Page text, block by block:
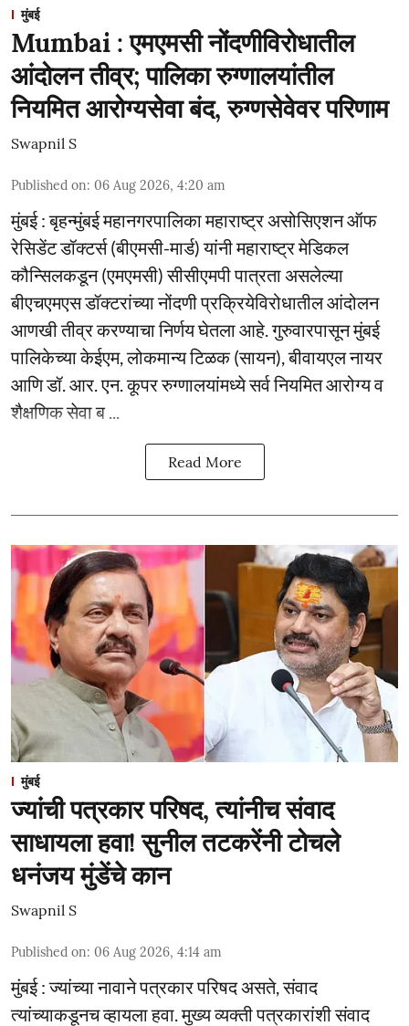
मुंबई
Mumbai : एमएमसी नोंदणीविरोधातील
आंदोलन तीव्र; पालिका रुग्णालयांतील
नियमित आरोग्यसेवा बंद, रुग्णसेवेवर परिणाम
Swapnil S
Published on: 06 Aug 2026, 4:20 am
मुंबई : बृहन्मुंबई महानगरपालिका महाराष्ट्र असोसिएशन ऑफ
रेसिडेंट डॉक्टर्स (बीएमसी-मार्ड) यांनी महाराष्ट्र मेडिकल
कौन्सिलकडून (एमएमसी) सीसीएमपी पात्रता असलेल्या
बीएचएमएस डॉक्टरांच्या नोंदणी प्रक्रियेविरोधातील आंदोलन
आणखी तीव्र करण्याचा निर्णय घेतला आहे. गुरुवारपासून मुंबई
पालिकेच्या केईएम, लोकमान्य टिळक (सायन), बीवायएल नायर
आणि डॉ. आर. एन. कूपर रुग्णालयांमध्ये सर्व नियमित आरोग्य व
शैक्षणिक सेवा ब ...
Read More
मुंबई
ज्यांची पत्रकार परिषद, त्यांनीच संवाद
साधायला हवा! सुनील तटकरेंनी टोचले
धनंजय मुंडेंचे कान
Swapnil S
Published on: 06 Aug 2026, 4:14 am
मुंबई : ज्यांच्या नावाने पत्रकार परिषद असते, संवाद
त्यांच्याकडूनच व्हायला हवा. मुख्य व्यक्ती पत्रकारांशी संवाद